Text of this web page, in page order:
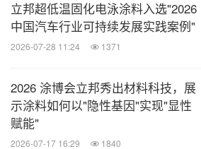
立邦超低温固化电泳涂料入选"2026
中国汽车行业可持续发展实践案例"
2026-07-28 11:24 1371
2026 涂博会立邦秀出材料科技，展
示涂料如何以"隐性基因"实现"显性
赋能"
2026-07-17 16:29 1840